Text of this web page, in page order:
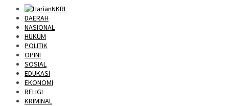
DAERAH
NASIONAL
HUKUM
POLITIK
OPINI
SOSIAL
EDUKASI
EKONOMI
RELIGI
KRIMINAL